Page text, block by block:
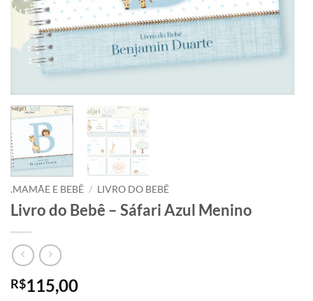
.MAMÃE E BEBÊ / LIVRO DO BEBÊ
Livro do Bebê – Sáfari Azul Menino
R$115,00